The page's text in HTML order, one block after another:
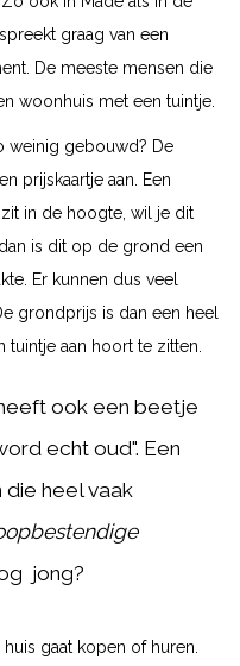
graag van een
De meeste mensen die
woonhuis met een tuintje.
weinig gebouwd? De
prijskaartje aan. Een
in de hoogte, wil je dit
is dit op de grond een
Er kunnen dus veel
grondprijs is dan een heel
aan hoort te zitten.
ook een beetje
echt oud". Een
heel vaak
jong?
gaat kopen of huren.